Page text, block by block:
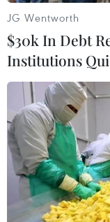
Cảnh sát
bạo động khi
buýt và xe tải biến
thương trong các
JG Wentworth
$30k In Debt
Institutions